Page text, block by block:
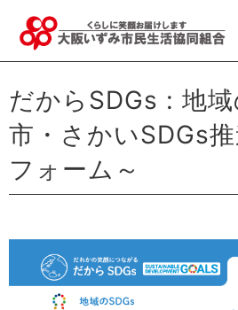
だからSDGs : 地
市・さかいSDGs
フォーム～